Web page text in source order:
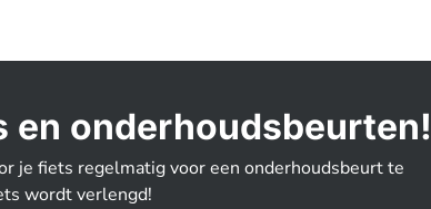
en onderhoudsbeurten!
je fiets regelmatig voor een onderhoudsbeurt te
wordt verlengd!